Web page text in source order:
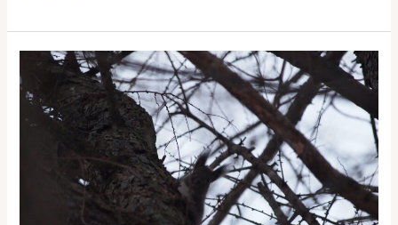
穏
な
金